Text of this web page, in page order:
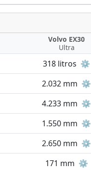
Volvo EX30
Ultra
318 litros ⚙️
2.032 mm ⚙️
4.233 mm ⚙️
1.550 mm ⚙️
2.650 mm ⚙️
171 mm ⚙️